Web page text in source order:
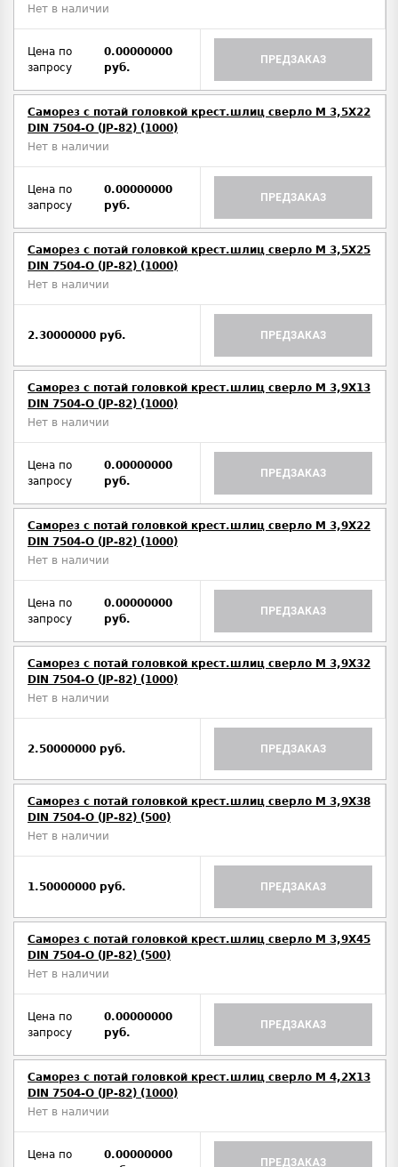
Нет в наличии
Цена по
запросу
0.00000000
руб.
ПРЕДЗАКАЗ
Саморез с потай головкой крест.шлиц сверло М 3,5Х22
DIN 7504-O (JP-82) (1000)
Нет в наличии
Цена по
запросу
0.00000000
руб.
ПРЕДЗАКАЗ
Саморез с потай головкой крест.шлиц сверло М 3,5Х25
DIN 7504-O (JP-82) (1000)
Нет в наличии
2.30000000 руб. ПРЕДЗАКАЗ
Саморез с потай головкой крест.шлиц сверло М 3,9Х13
DIN 7504-O (JP-82) (1000)
Нет в наличии
Цена по
запросу
0.00000000
руб.
ПРЕДЗАКАЗ
Саморез с потай головкой крест.шлиц сверло М 3,9Х22
DIN 7504-O (JP-82) (1000)
Нет в наличии
Цена по
запросу
0.00000000
руб.
ПРЕДЗАКАЗ
Саморез с потай головкой крест.шлиц сверло М 3,9Х32
DIN 7504-O (JP-82) (1000)
Нет в наличии
2.50000000 руб. ПРЕДЗАКАЗ
Саморез с потай головкой крест.шлиц сверло М 3,9Х38
DIN 7504-O (JP-82) (500)
Нет в наличии
1.50000000 руб. ПРЕДЗАКАЗ
Саморез с потай головкой крест.шлиц сверло М 3,9Х45
DIN 7504-O (JP-82) (500)
Нет в наличии
Цена по
запросу
0.00000000
руб.
ПРЕДЗАКАЗ
Саморез с потай головкой крест.шлиц сверло М 4,2Х13
DIN 7504-O (JP-82) (1000)
Нет в наличии
Цена по
0.00000000
ПРЕДЗАКАЗ